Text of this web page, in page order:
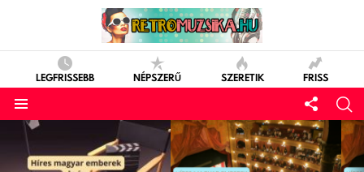
LEGFRISSEBB NÉPSZERŰ SZERETIK FRISS
LATEST
STORIES